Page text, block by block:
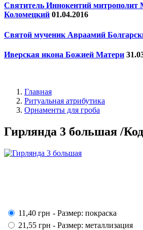
Святитель Иннокентий митрополит
Коломецкий 01.04.2016
Святой мученик Авраамий
Иверская икона Божией Матери
Главная
Ритуальная атрибутика
Орнаменты для гроба
Гирлянда 3 большая /
11,40 грн - Размер: покраска
21,55 грн - Размер: металлизация